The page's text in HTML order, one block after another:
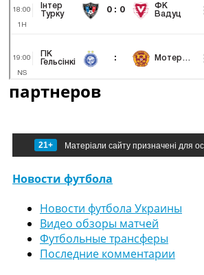
партнеров
21+ Матеріали сайту призначені для
Новости футбола
Новости футбола Украины
Видео обзоры матчей
Футбольные трансферы
Последние комментарии